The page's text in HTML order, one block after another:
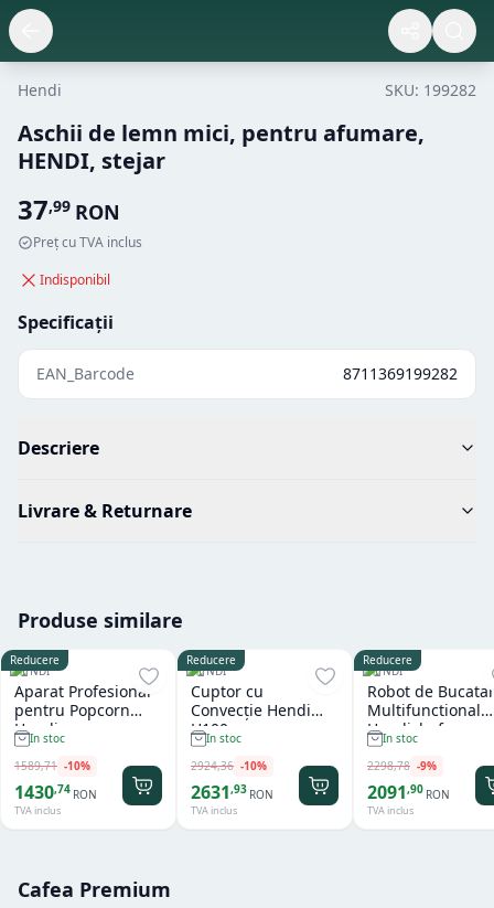
Hendi SKU: 199282
Aschii de lemn mici, pentru afumare,
HENDI, stejar
37,99 RON
Preț cu TVA inclus
Indisponibil
Specificații
EAN_Barcode 8711369199282
Descriere
Livrare & Returnare
Produse similare
Reducere
HENDI
Aparat Profesional
pentru Popcorn
Hendi
In stoc
1589,71 -10%
1430,74 RON
TVA inclus
Reducere
HENDI
Cuptor cu
Convecție Hendi
H100
In stoc
2924,36 -10%
2631,93 RON
TVA inclus
Reducere
HENDI
Robot de
Multifunctional
Hendichef
In stoc
2298,78 -9%
2091,90 RON
TVA inclus
Cafea Premium